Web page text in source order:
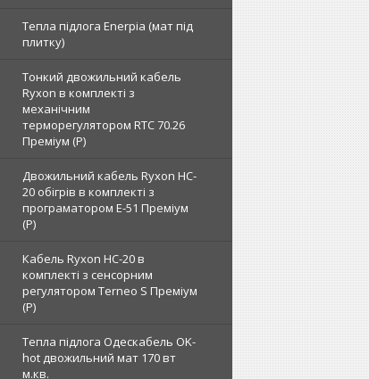
Тепла підлога Enerpia (мат під
плитку)
Тонкий двожильний кабель
Ryxon в комплекті з
механічним
терморегулятором RTC 70.26
Преміум (Р)
Двожильний кабель Ryxon HC-
20 обігрів в комплекті з
програматором E-51 Преміум
(Р)
Кабель Ryxon HC-20 в
комплекті з сенсорним
регулятором Terneo S Преміум
(Р)
Тепла підлога Одескабель OK-
hot двожильний мат 170 вт
м.кв.